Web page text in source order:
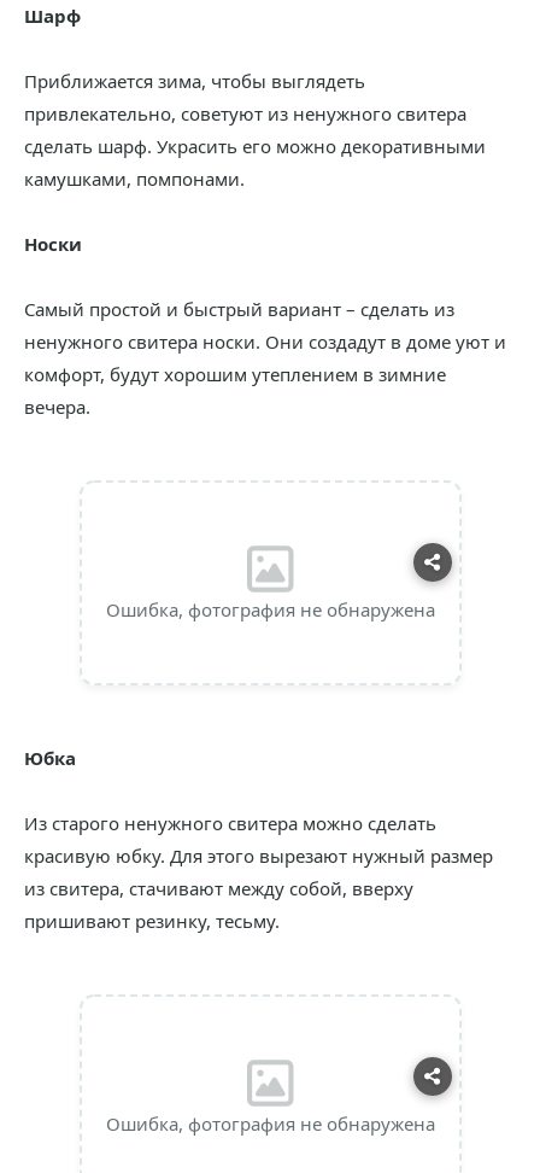
Шарф
Приближается зима, чтобы выглядеть
привлекательно, советуют из ненужного свитера
сделать шарф. Украсить его можно декоративными
камушками, помпонами.
Носки
Самый простой и быстрый вариант – сделать из
ненужного свитера носки. Они создадут в доме уют и
комфорт, будут хорошим утеплением в зимние
вечера.
Ошибка, фотография не обнаружена
Юбка
Из старого ненужного свитера можно сделать
красивую юбку. Для этого вырезают нужный размер
из свитера, стачивают между собой, вверху
пришивают резинку, тесьму.
Ошибка, фотография не обнаружена